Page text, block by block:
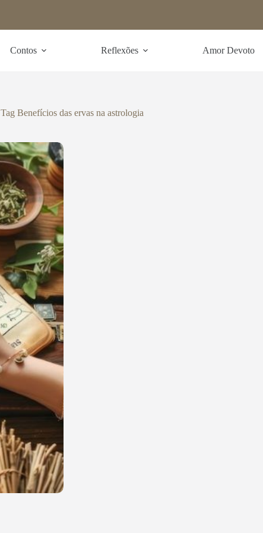
Contos Reflexões Amor Devoto
Tag Benefícios das ervas na astrologia